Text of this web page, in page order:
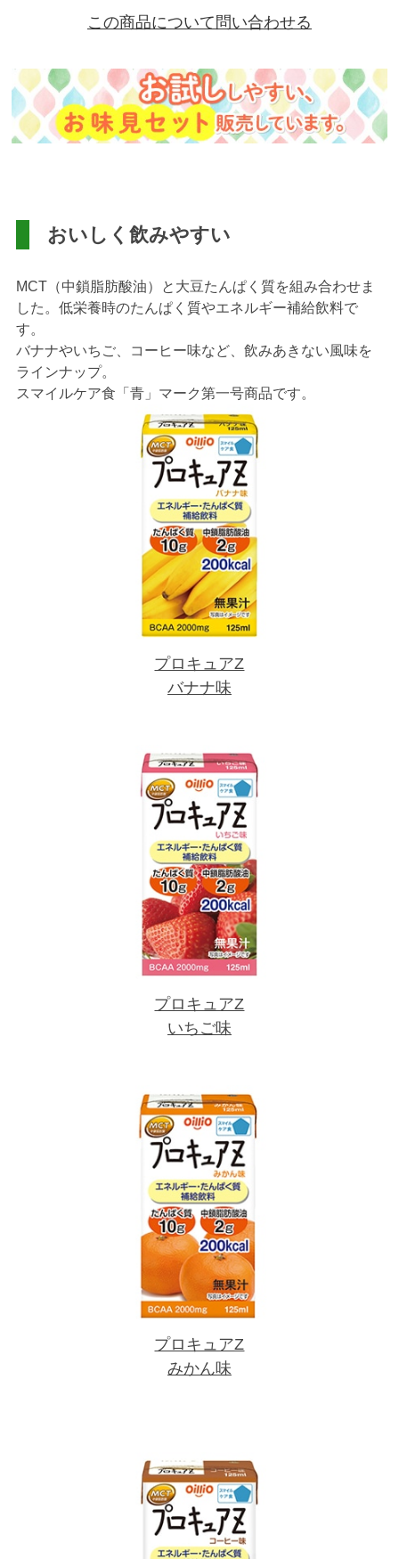
この商品について問い合わせる
おいしく飲みやすい
MCT（中鎖脂肪酸油）と大豆たんぱく質を組み合わせま
した。低栄養時のたんぱく質やエネルギー補給飲料で
す。
バナナやいちご、コーヒー味など、飲みあきない風味を
ラインナップ。
スマイルケア食「青」マーク第一号商品です。
プロキュアZ
バナナ味
プロキュアZ
いちご味
プロキュアZ
みかん味